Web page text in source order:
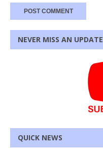
NEVER MISS AN UPDATE
QUICK NEWS